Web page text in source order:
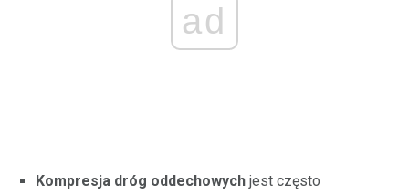
ad
Kompresja dróg oddechowych jest często